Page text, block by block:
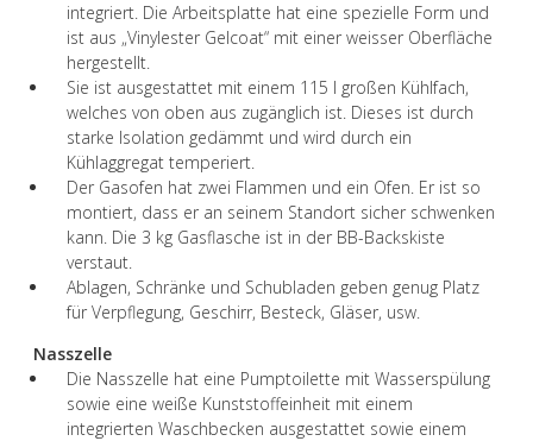
integriert. Die Arbeitsplatte hat eine spezielle Form und
ist aus „Vinylester Gelcoat“ mit einer weisser Oberfläche
hergestellt.
Sie ist ausgestattet mit einem 115 l großen Kühlfach,
welches von oben aus zugänglich ist. Dieses ist durch
starke Isolation gedämmt und wird durch ein
Kühlaggregat temperiert.
Der Gasofen hat zwei Flammen und ein Ofen. Er ist so
montiert, dass er an seinem Standort sicher schwenken
kann. Die 3 kg Gasflasche ist in der BB-Backskiste
verstaut.
Ablagen, Schränke und Schubladen geben genug Platz
für Verpflegung, Geschirr, Besteck, Gläser, usw.
Nasszelle
Die Nasszelle hat eine Pumptoilette mit Wasserspülung
sowie eine weiße Kunststoffeinheit mit einem
integrierten Waschbecken ausgestattet sowie einem